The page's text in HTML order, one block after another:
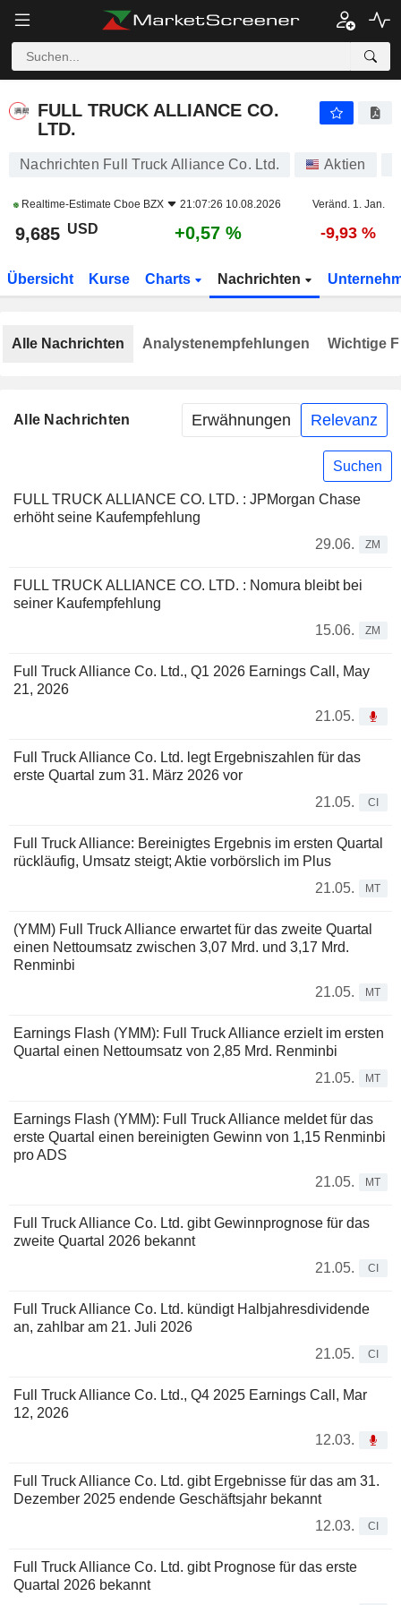
FULL TRUCK ALLIANCE CO.
LTD.
Nachrichten Full Truck Alliance Co. Ltd. Aktien
Realtime-Estimate Cboe BZX 21:07:26 10.08.2026 Veränd. 1. Jan.
9,685 USD +0,57 % -9,93 %
Übersicht Kurse Charts Nachrichten
Alle Nachrichten Erwähnungen Relevanz
Suchen
FULL TRUCK ALLIANCE CO. LTD. : JPMorgan Chase
erhöht seine Kaufempfehlung
29.06.
ZM
FULL TRUCK ALLIANCE CO. LTD. : Nomura bleibt bei
seiner Kaufempfehlung
15.06.
ZM
Full Truck Alliance Co. Ltd., Q1 2026 Earnings Call, May
21, 2026
21.05.
Full Truck Alliance Co. Ltd. legt Ergebniszahlen für das
erste Quartal zum 31. März 2026 vor
21.05.
CI
Full Truck Alliance: Bereinigtes Ergebnis im ersten Quartal
rückläufig, Umsatz steigt; Aktie vorbörslich im Plus
21.05.
MT
(YMM) Full Truck Alliance erwartet für das zweite Quartal
einen Nettoumsatz zwischen 3,07 Mrd. und 3,17 Mrd.
Renminbi
21.05.
MT
Earnings Flash (YMM): Full Truck Alliance erzielt im ersten
Quartal einen Nettoumsatz von 2,85 Mrd. Renminbi
21.05.
MT
Earnings Flash (YMM): Full Truck Alliance meldet für das
erste Quartal einen bereinigten Gewinn von 1,15 Renminbi
pro ADS
21.05.
MT
Full Truck Alliance Co. Ltd. gibt Gewinnprognose für das
zweite Quartal 2026 bekannt
21.05.
CI
Full Truck Alliance Co. Ltd. kündigt Halbjahresdividende
an, zahlbar am 21. Juli 2026
21.05.
CI
Full Truck Alliance Co. Ltd., Q4 2025 Earnings Call, Mar
12, 2026
12.03.
Full Truck Alliance Co. Ltd. gibt Ergebnisse für das am 31.
Dezember 2025 endende Geschäftsjahr bekannt
12.03.
CI
Full Truck Alliance Co. Ltd. gibt Prognose für das erste
Quartal 2026 bekannt
Alle Nachrichten Analystenempfehlungen Wichtige